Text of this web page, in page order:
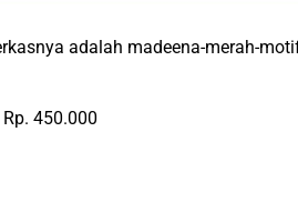
450.000